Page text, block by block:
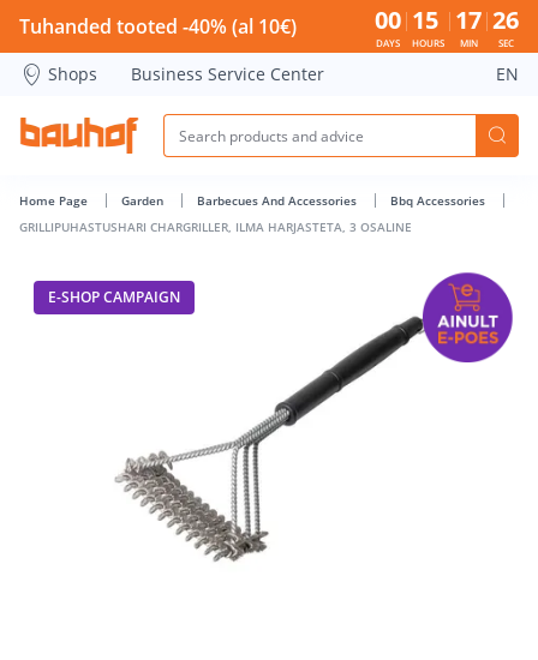
GRILLIPUHASTUSHARI CHARGRILLER, ILMA HARJASTETA,
Tuhanded tooted -40% (al 10€) 00
DAYS
15
HOURS
17
MIN
25
SEC
Shops Business Service Center EN
Home Page Garden Barbecues And Accessories
Bbq Accessories
GRILLIPUHASTUSHARI CHARGRILLER, ILMA HARJASTETA, 3 OSALINE
E-SHOP CAMPAIGN